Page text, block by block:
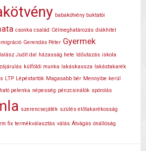
babakötvény buktatói
csonka család Célmeghatározás diákhitel
Gerendás Péter Gyermek
Judit dal házasság hete Időutazás iskola
külföldi munka lakáskassza lakástakarék
LTP Lépéstartók Magasabb bér Mennyibe kerül
pelenka népesség pénzcsinálók spórolás
szerencsejáték szülés előtakarékosság
fix termékválasztás válás Átvágás önállóság